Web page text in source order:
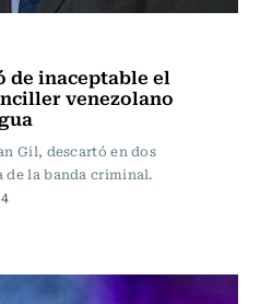
de inaceptable el
venezolano
Gil, descartó en dos
la banda criminal.